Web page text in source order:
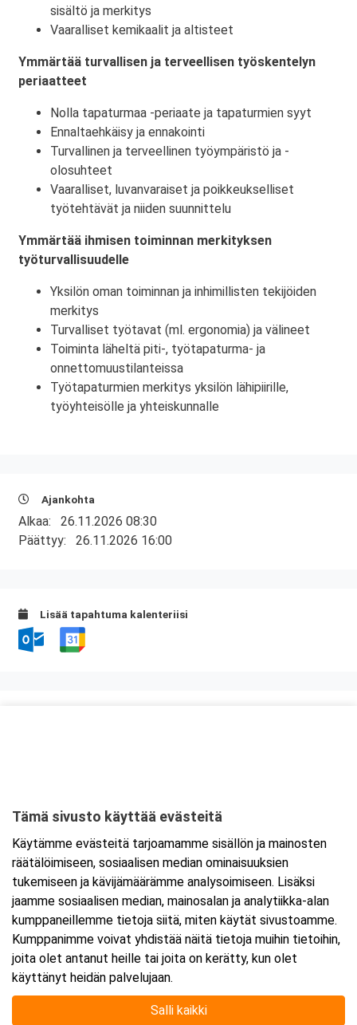
sisältö ja merkitys
Vaaralliset kemikaalit ja altisteet
Ymmärtää turvallisen ja terveellisen työskentelyn
periaatteet
Nolla tapaturmaa -periaate ja tapaturmien syyt
Ennaltaehkäisy ja ennakointi
Turvallinen ja terveellinen työympäristö ja -
olosuhteet
Vaaralliset, luvanvaraiset ja poikkeukselliset
työtehtävät ja niiden suunnittelu
Ymmärtää ihmisen toiminnan merkityksen
työturvallisuudelle
Yksilön oman toiminnan ja inhimillisten tekijöiden
merkitys
Turvalliset työtavat (ml. ergonomia) ja välineet
Toiminta läheltä piti-, työtapaturma- ja
onnettomuustilanteissa
Työtapaturmien merkitys yksilön lähipiirille,
työyhteisölle ja yhteiskunnalle
Ajankohta
Alkaa: 26.11.2026 08:30
Päättyy: 26.11.2026 16:00
Lisää tapahtuma kalenteriisi
Tarkempi kartta ja ajo-ohjeet
Tämä sivusto käyttää evästeitä
Käytämme evästeitä tarjoamamme sisällön ja mainosten
räätälöimiseen, sosiaalisen median ominaisuuksien
tukemiseen ja kävijämäärämme analysoimiseen. Lisäksi
jaamme sosiaalisen median, mainosalan ja analytiikka-alan
kumppaneillemme tietoja siitä, miten käytät sivustoamme.
Kumppanimme voivat yhdistää näitä tietoja muihin tietoihin,
joita olet antanut heille tai joita on kerätty, kun olet
käyttänyt heidän palvelujaan.
Salli kaikki